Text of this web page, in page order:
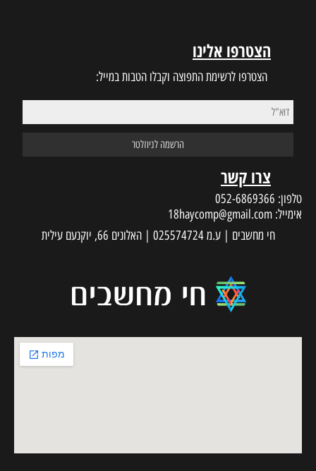
הצטרפו אלינו
הצטרפו לרשימת התפוצה וקבלו הטבות במייל:
צרו קשר
טלפון: 052-6869366
אימייל: 18haycomp@gmail.com
חי מחשבים | ע.מ 025574724 | האלונים 66, יוקנעם עילית